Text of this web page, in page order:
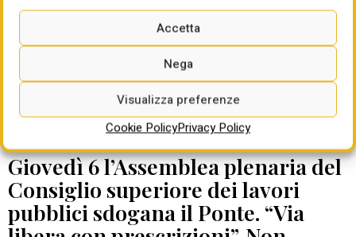
Accetta
Nega
Visualizza preferenze
Cookie PolicyPrivacy Policy
DATE DA RICORDARE
Giovedì 6 l’Assemblea plenaria del
Consiglio superiore dei lavori
pubblici sdogana il Ponte. “Via